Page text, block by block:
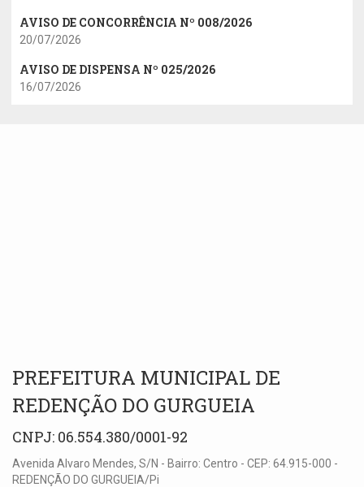
AVISO DE CONCORRÊNCIA Nº 008/2026
20/07/2026
AVISO DE DISPENSA Nº 025/2026
16/07/2026
PREFEITURA MUNICIPAL DE
REDENÇÃO DO GURGUEIA
CNPJ: 06.554.380/0001-92
Avenida Alvaro Mendes, S/N - Bairro: Centro - CEP: 64.915-000 -
REDENÇÃO DO GURGUEIA/Pi